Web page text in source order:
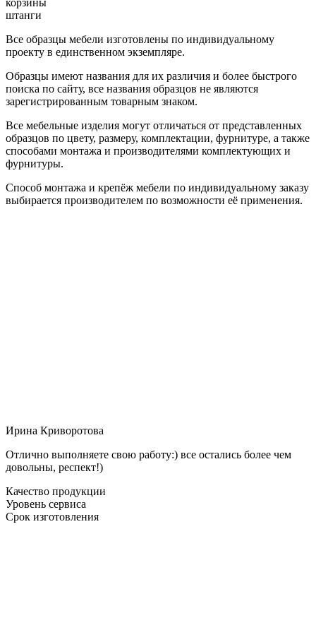
штанги
Все образцы мебели изготовлены по индивидуальному
проекту в единственном экземпляре.
Образцы имеют названия для их различия и более быстрого
поиска по сайту, все названия образцов не являются
зарегистрированным товарным знаком.
Все мебельные изделия могут отличаться от представленных
образцов по цвету, размеру, комплектации, фурнитуре, а также
способами монтажа и производителями комплектующих и
фурнитуры.
Способ монтажа и крепёж мебели по индивидуальному заказу
выбирается производителем по возможности её применения.
Ирина Криворотова
Отлично выполняете свою работу:) все остались более чем
довольны, респект!)
Качество продукции
Уровень сервиса
Срок изготовления